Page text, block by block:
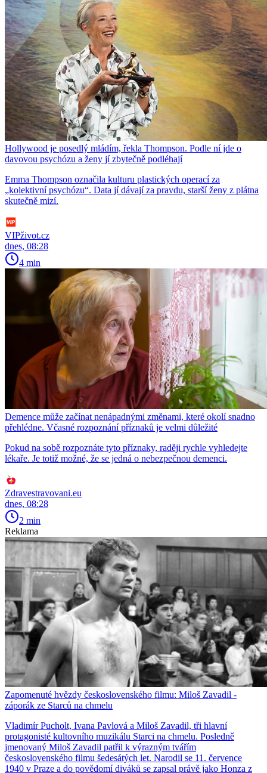
Hollywood je posedlý mládím, řekla Thompson. Podle ní jde o
davovou psychózu a ženy jí zbytečně podléhají
Emma Thompson označila kulturu plastických operací za
„kolektivní psychózu“. Data jí dávají za pravdu, starší ženy z plátna
skutečně mizí.
VIPživot.cz
dnes, 08:28
4 min
Demence může začínat nenápadnými změnami, které okolí snadno
přehlédne. Včasné rozpoznání příznaků je velmi důležité
Pokud na sobě rozpoznáte tyto příznaky, raději rychle vyhledejte
lékaře. Je totiž možné, že se jedná o nebezpečnou demenci.
Zdravestravovani.eu
dnes, 08:28
2 min
Reklama
Zapomenuté hvězdy československého filmu: Miloš Zavadil -
záporák ze Starců na chmelu
Vladimír Pucholt, Ivana Pavlová a Miloš Zavadil, tři hlavní
protagonisté kultovního muzikálu Starci na chmelu. Posledně
jmenovaný Miloš Zavadil patřil k výrazným tvářím
československého filmu šedesátých let. Narodil se 11. července
1940 v Praze a do povědomí diváků se zapsal právě jako Honza z